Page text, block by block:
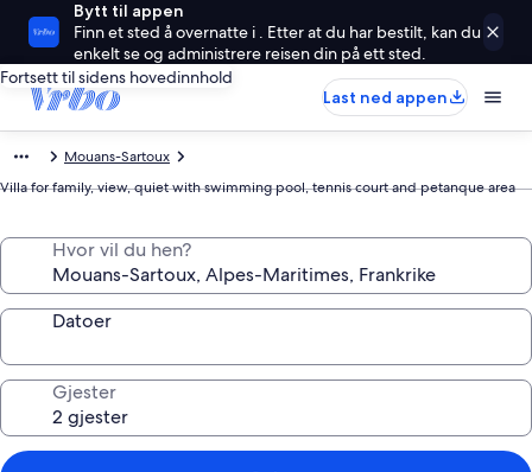
Bytt til appen
Finn et sted å overnatte i . Etter at du har bestilt, kan du
enkelt se og administrere reisen din på ett sted.
Fortsett til sidens hovedinnhold
Last ned appen
Mouans-Sartoux
Villa for family, view, quiet with swimming pool, tennis court and petanque area
Hvor vil du hen?
Datoer
Gjester